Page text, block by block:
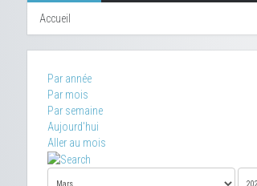
Accueil
Par année
Par mois
Par semaine
Aujourd'hui
Aller au mois